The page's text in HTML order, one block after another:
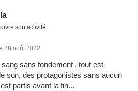
son activité
28 août 2022
sans fondement , tout est
son, des protagonistes sans aucun
partis avant la fin...